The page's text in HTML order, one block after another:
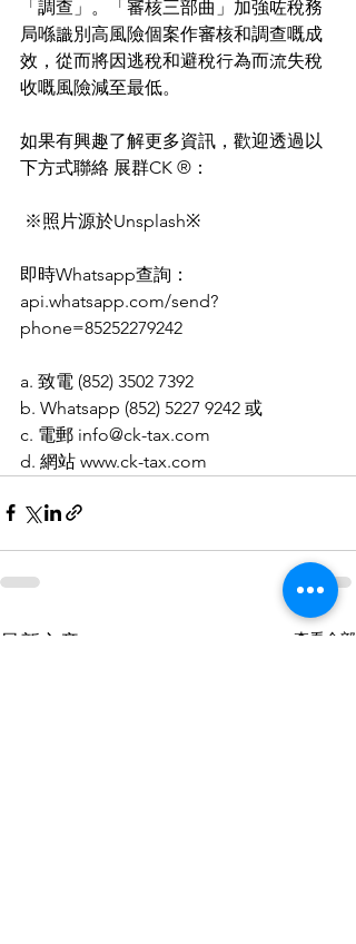
「調查」。「審核三部曲」加強咗稅務
局喺識別高風險個案作審核和調查嘅成
效，從而將因逃稅和避稅行為而流失稅
收嘅風險減至最低。
如果有興趣了解更多資訊，歡迎透過以
下方式聯絡 展群CK ®：
※照片源於Unsplash※
即時Whatsapp查詢：
api.whatsapp.com/send?
phone=85252279242
a. 致電 (852) 3502 7392
b. Whatsapp (852) 5227 9242 或
c. 電郵 info@ck-tax.com
d. 網站 www.ck-tax.com
最新文章 查看全部